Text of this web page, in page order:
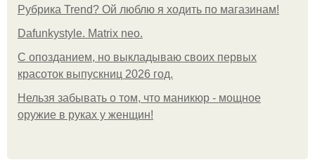
Рубрика Trend? Ой люблю я ходить по магазинам!
Dafunkystyle. Matrix neo.
С опозданием, но выкладываю своих первых
красоток выпускниц 2026 год.
Нельзя забывать о том, что маникюр - мощное
оружие в руках у женщин!